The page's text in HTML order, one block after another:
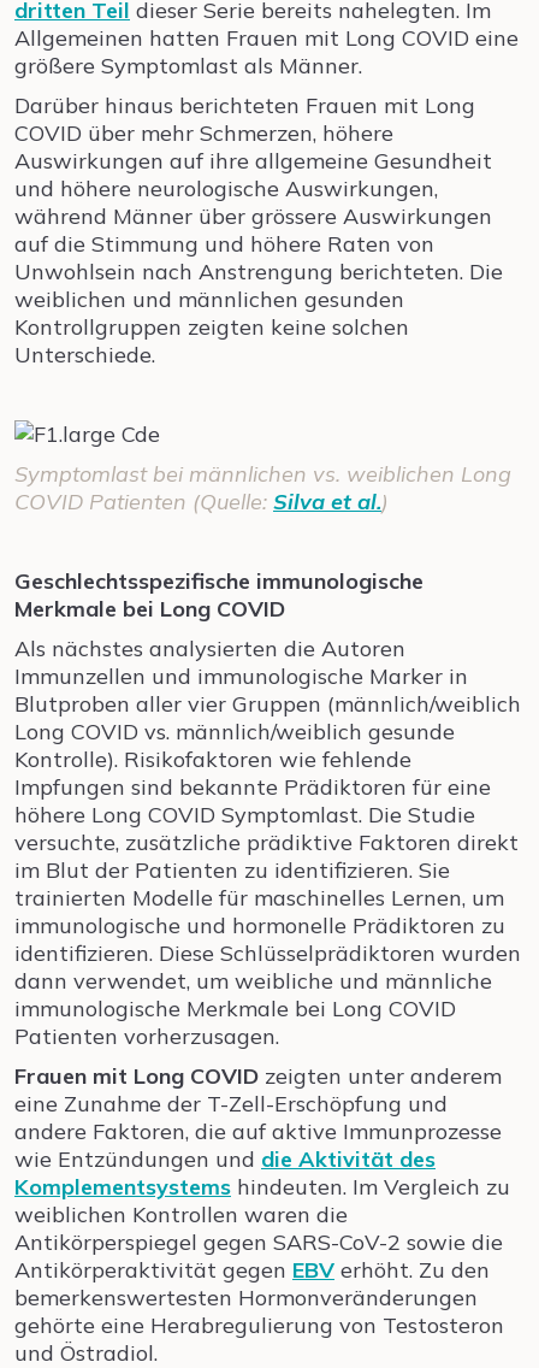
dritten Teil dieser Serie bereits nahelegten. Im
Allgemeinen hatten Frauen mit Long COVID eine
größere Symptomlast als Männer.
Darüber hinaus berichteten Frauen mit Long
COVID über mehr Schmerzen, höhere
Auswirkungen auf ihre allgemeine Gesundheit
und höhere neurologische Auswirkungen,
während Männer über grössere Auswirkungen
auf die Stimmung und höhere Raten von
Unwohlsein nach Anstrengung berichteten. Die
weiblichen und männlichen gesunden
Kontrollgruppen zeigten keine solchen
Unterschiede.
Symptomlast bei männlichen vs. weiblichen Long
COVID Patienten (Quelle: Silva et al.)
Geschlechtsspezifische immunologische
Merkmale bei Long COVID
Als nächstes analysierten die Autoren
Immunzellen und immunologische Marker in
Blutproben aller vier Gruppen (männlich/weiblich
Long COVID vs. männlich/weiblich gesunde
Kontrolle). Risikofaktoren wie fehlende
Impfungen sind bekannte Prädiktoren für eine
höhere Long COVID Symptomlast. Die Studie
versuchte, zusätzliche prädiktive Faktoren direkt
im Blut der Patienten zu identifizieren. Sie
trainierten Modelle für maschinelles Lernen, um
immunologische und hormonelle Prädiktoren zu
identifizieren. Diese Schlüsselprädiktoren wurden
dann verwendet, um weibliche und männliche
immunologische Merkmale bei Long COVID
Patienten vorherzusagen.
Frauen mit Long COVID zeigten unter anderem
eine Zunahme der T-Zell-Erschöpfung und
andere Faktoren, die auf aktive Immunprozesse
wie Entzündungen und die Aktivität des
Komplementsystems hindeuten. Im Vergleich zu
weiblichen Kontrollen waren die
Antikörperspiegel gegen SARS-CoV-2 sowie die
Antikörperaktivität gegen EBV erhöht. Zu den
bemerkenswertesten Hormonveränderungen
gehörte eine Herabregulierung von Testosteron
und Östradiol.